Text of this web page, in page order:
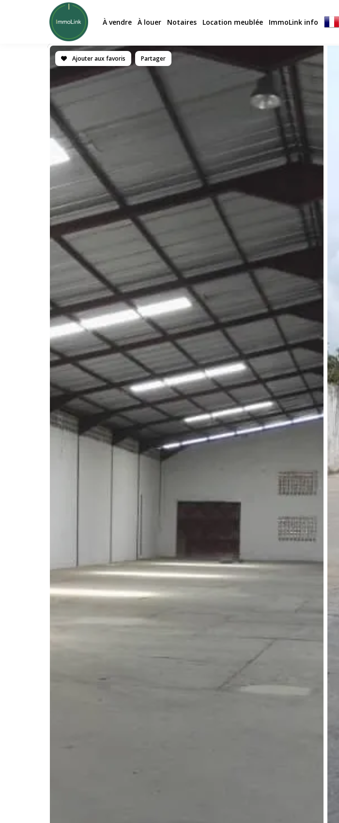
À vendre À louer Notaires Location meublée ImmoLink info
Ajouter aux favoris Partager